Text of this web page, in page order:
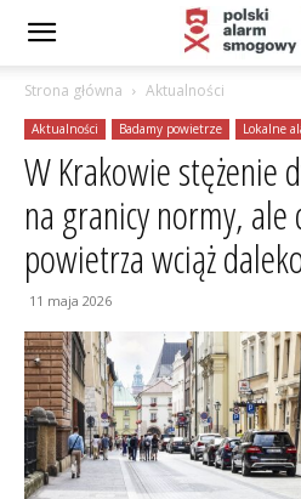
Strona główna Aktualności
Aktualności Badamy powietrze Lokalne
W Krakowie stężenie
na granicy normy,
powietrza wciąż
11 maja 2026